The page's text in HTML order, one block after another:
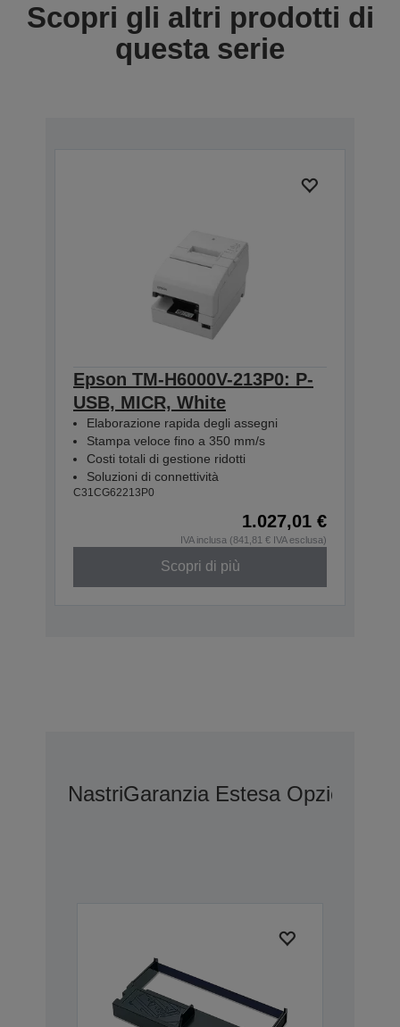
Scopri gli altri prodotti di
questa serie
Epson TM-H6000V-213P0: P-
USB, MICR, White
Elaborazione rapida degli assegni
Stampa veloce fino a 350 mm/s
Costi totali di gestione ridotti
Soluzioni di connettività
C31CG62213P0
1.027,01 €
IVA inclusa (841,81 € IVA esclusa)
Scopri di più
NastriGaranzia Estesa Opzionale